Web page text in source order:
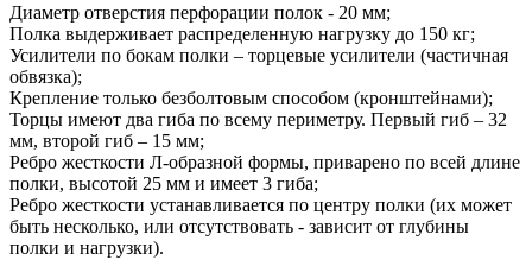
Диаметр отверстия перфорации полок - 20 мм;
Полка выдерживает распределенную нагрузку до 150 кг;
Усилители по бокам полки – торцевые усилители (частичная
обвязка);
Крепление только безболтовым способом (кронштейнами);
Торцы имеют два гиба по всему периметру. Первый гиб – 32
мм, второй гиб – 15 мм;
Ребро жесткости Л-образной формы, приварено по всей длине
полки, высотой 25 мм и имеет 3 гиба;
Ребро жесткости устанавливается по центру полки (их может
быть несколько, или отсутствовать - зависит от глубины
полки и нагрузки).